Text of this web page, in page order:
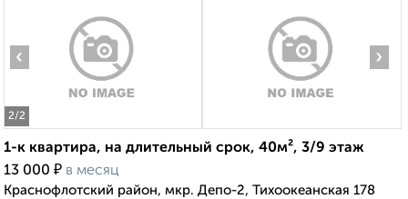
2/2
‹ ›
1-к квартира, на длительный срок, 40м², 3/9 этаж
13 000 ₽ в месяц
Краснофлотский район, мкр. Депо-2, Тихоокеанская 178